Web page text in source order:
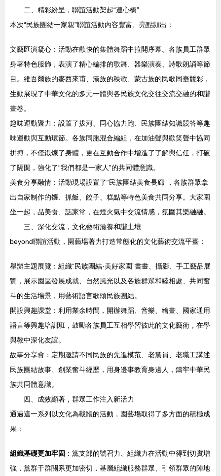
二、精彩紛呈，聯誼活動架起“連心橋”
本次“民族團結一家親”聯誼活動內容豐富、亮點頻出：
文藝匯演凝心：活動在歡快的集體舞蹈中拉開序幕。各族員工群眾
身著特色服飾，表演了精心編排的歌舞、器樂演奏、詩歌朗誦等節
目。維吾爾族的麥西來甫、漢族的秧歌、蒙古族的民歌同臺競彩，
生動展現了中華文化的多元一體與各民族文化交往交流交融的和諧
畫卷。
趣味運動聚力：設置了拔河、同心協力跑、民族團結知識競答等趣
味運動與互動環節。各族同胞混合編組，在加油聲與歡笑聲中協同
拼搏，不僅鍛煉了身體，更在互動合作中增進了了解與信任，打破
了隔閡，強化了“我們都是一家人”的共同體意識。
美食分享融情：活動現場設置了“民族團結美食長廊”，各族群眾拿
出自家制作的馕、抓飯、餃子、糕點等特色美食共同分享。大家圍
坐一起，品美食、話家常，在煙火氣中交流情感，氛圍其樂融融。
三、深化交流，文化藝術滋養和諧土壤
beyond聯誼活動，園藝場著力打造常態化的文化藝術交流平臺：
舉辦主題展覽：組織“民族團結·美好家園”書畫、攝影、手工藝品展
覽，展示園區發展成就、自然風光以及各族群眾和睦相處、共同奮
斗的生活場景，用藝術語言歌頌民族團結。
開設興趣課堂：利用業余時間，開辦舞蹈、音樂、繪畫、國家通用
語言等興趣培訓班，鼓勵各族員工互相學習彼此的文化藝術，在學
與教中深化友誼。
故事分享會：定期邀請不同民族的先進模范、老黨員、老職工講述
民族團結故事、創業奮斗經歷，用身邊事教育身邊人，鑄牢中華民
族共同體意識。
四、成效顯著，群眾工作注入新活力
通過這一系列以文化為載體的活動，園藝場取得了多方面的積極成
果：
組織基礎更加牢固 ：黨支部的號召力、組織力在活動中得到切實增
強，黨群干群關系更加密切，基層組織服務群眾、引領群眾的陣地